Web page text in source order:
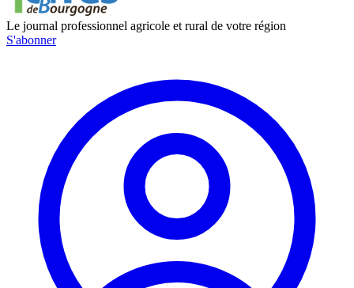
Le journal professionnel agricole et rural de votre région
S'abonner